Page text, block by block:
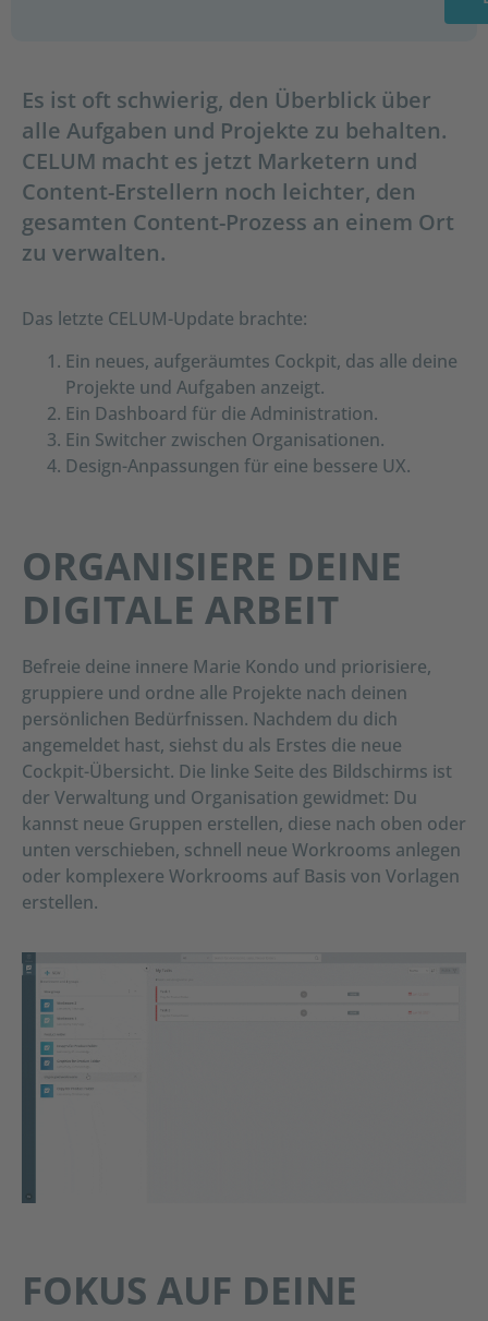
Es ist oft schwierig, den Überblick über
alle Aufgaben und Projekte zu behalten.
CELUM macht es jetzt Marketern und
Content-Erstellern noch leichter, den
gesamten Content-Prozess an einem Ort
zu verwalten.
Das letzte CELUM-Update brachte:
Ein neues, aufgeräumtes Cockpit, das alle deine
Projekte und Aufgaben anzeigt.
Ein Dashboard für die Administration.
Ein Switcher zwischen Organisationen.
Design-Anpassungen für eine bessere UX.
ORGANISIERE DEINE
DIGITALE ARBEIT
Befreie deine innere Marie Kondo und priorisiere,
gruppiere und ordne alle Projekte nach deinen
persönlichen Bedürfnissen. Nachdem du dich
angemeldet hast, siehst du als Erstes die neue
Cockpit-Übersicht. Die linke Seite des Bildschirms ist
der Verwaltung und Organisation gewidmet: Du
kannst neue Gruppen erstellen, diese nach oben oder
unten verschieben, schnell neue Workrooms anlegen
oder komplexere Workrooms auf Basis von Vorlagen
erstellen.
FOKUS AUF DEINE